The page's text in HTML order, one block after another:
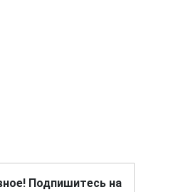
Подпишитесь на